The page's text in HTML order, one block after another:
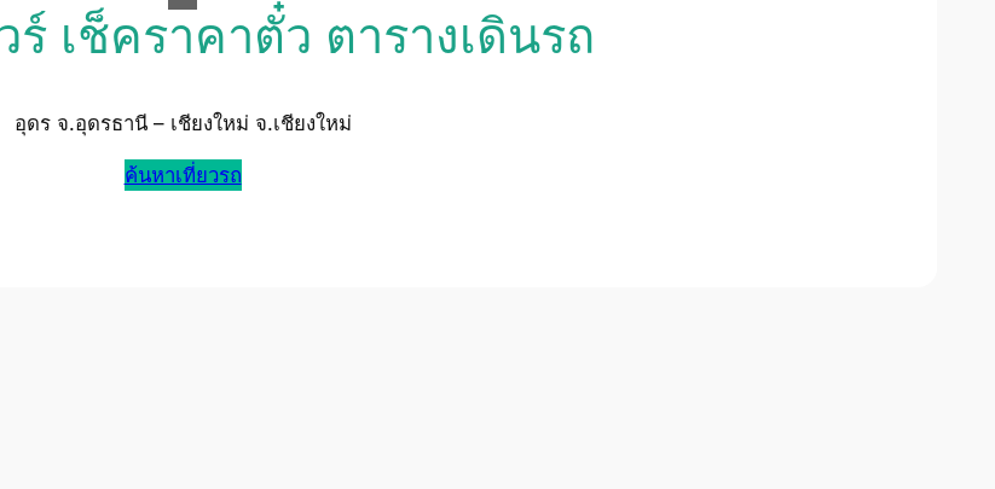
ร์ เช็คราคาตั๋ว ตารางเดินรถ
อุดร จ.อุดรธานี – เชียงใหม่ จ.เชียงใหม่
ค้นหาเที่ยวรถ